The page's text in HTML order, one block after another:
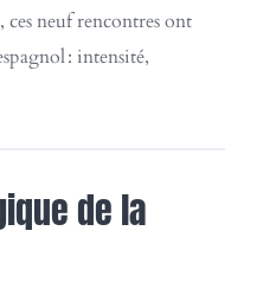
ces neuf rencontres ont
: intensité,
de la